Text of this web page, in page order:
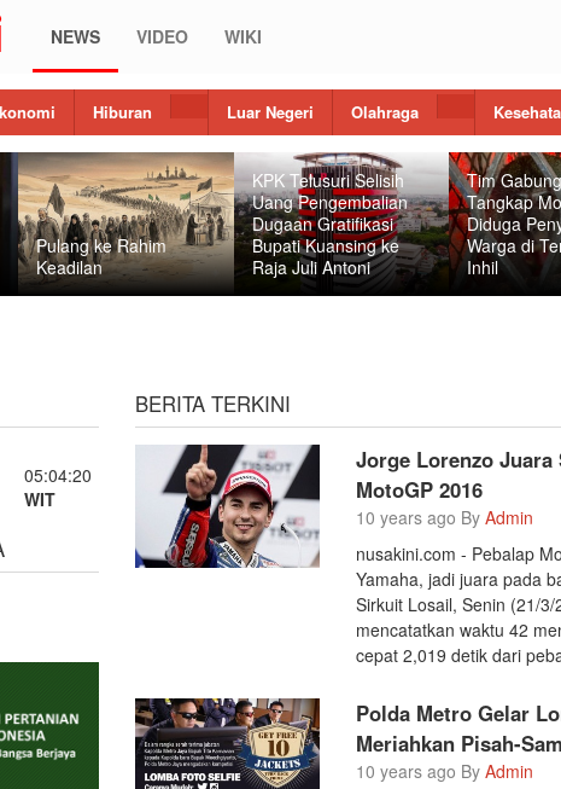
NEWS VIDEO WIKI
Hiburan Luar Negeri Olahraga
Pulang ke Rahim
Keadilan
KPK Telusuri Selisih
Uang Pengembalian
Dugaan Gratifikasi
Bupati Kuansing ke
Raja Juli Antoni
Tim
Tangkap
Diduga
Warga di
Inhil
05:04:21
WIT
BERITA TERKINI
Jorge Lorenzo Juara
MotoGP 2016
10 years ago ByAdmin
nusakini.com - Pebalap
Yamaha, jadi juara pada
Sirkuit Losail, Senin (21/
mencatatkan waktu 42
cepat 2,019 detik dari
Polda Metro Gelar
Meriahkan Pisah-
10 years ago ByAdmin